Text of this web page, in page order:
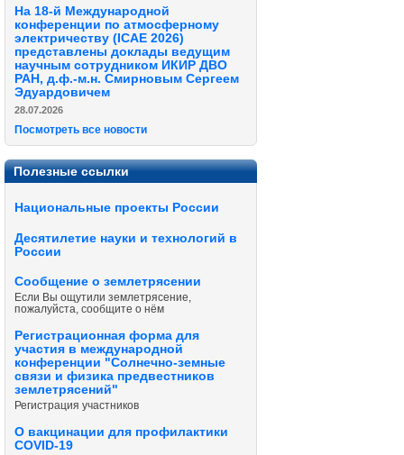
На 18-й Международной
конференции по атмосферному
электричеству (ICAE 2026)
представлены доклады ведущим
научным сотрудником ИКИР ДВО
РАН, д.ф.-м.н. Смирновым Сергеем
Эдуардовичем
28.07.2026
Посмотреть все новости
Полезные ссылки
Национальные проекты России
Десятилетие науки и технологий в
России
Сообщение о землетрясении
Если Вы ощутили землетрясение,
пожалуйста, сообщите о нём
Регистрационная форма для
участия в международной
конференции "Солнечно-земные
связи и физика предвестников
землетрясений"
Регистрация участников
О вакцинации для профилактики
COVID-19